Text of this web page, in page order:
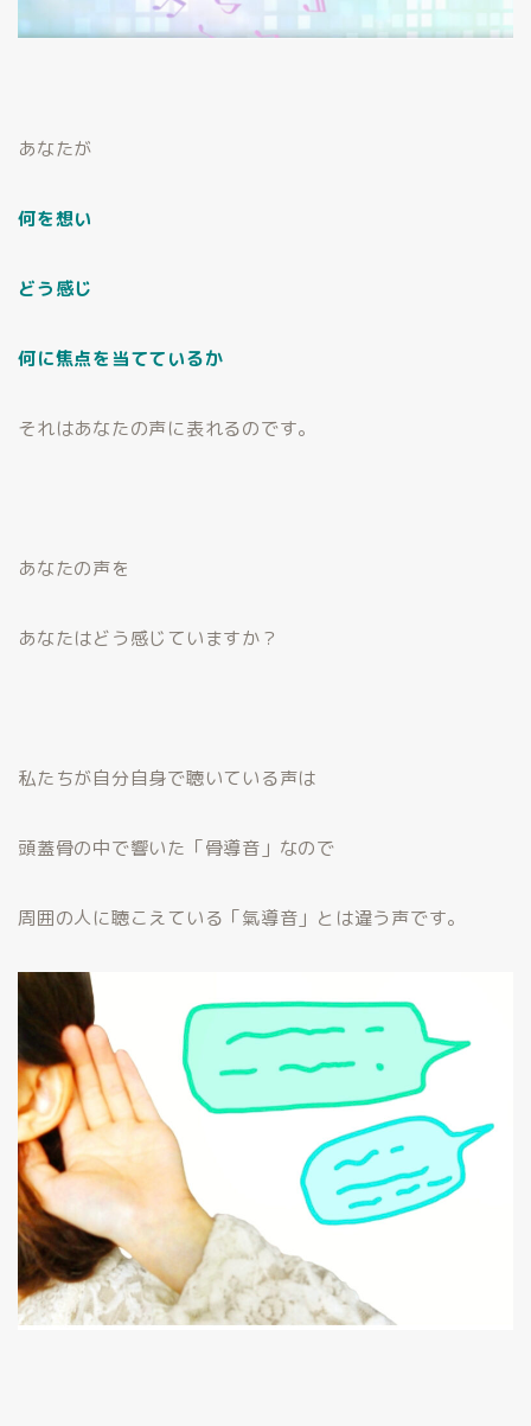
あなたが
何を想い
どう感じ
何に焦点を当てているか
それはあなたの声に表れるのです。
あなたの声を
あなたはどう感じていますか？
私たちが自分自身で聴いている声は
頭蓋骨の中で響いた「骨導音」なので
周囲の人に聴こえている「氣導音」とは違う声です。